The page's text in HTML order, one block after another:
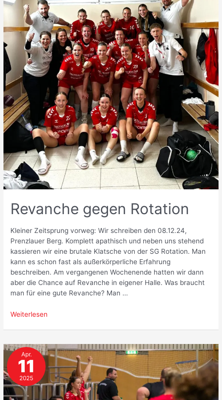
Revanche gegen Rotation
Kleiner Zeitsprung vorweg: Wir schreiben den 08.12.24,
Prenzlauer Berg. Komplett apathisch und neben uns stehend
kassieren wir eine brutale Klatsche von der SG Rotation. Man
kann es schon fast als außerkörperliche Erfahrung
beschreiben. Am vergangenen Wochenende hatten wir dann
aber die Chance auf Revanche in eigener Halle. Was braucht
man für eine gute Revanche? Man …
Revanche
Weiterlesen
Apr.
11
2025